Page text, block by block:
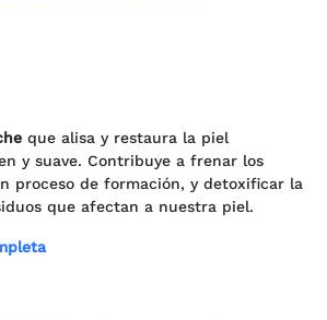
que alisa y restaura la piel
y suave. Contribuye a frenar los
proceso de formación, y detoxificar la
que afectan a nuestra piel.